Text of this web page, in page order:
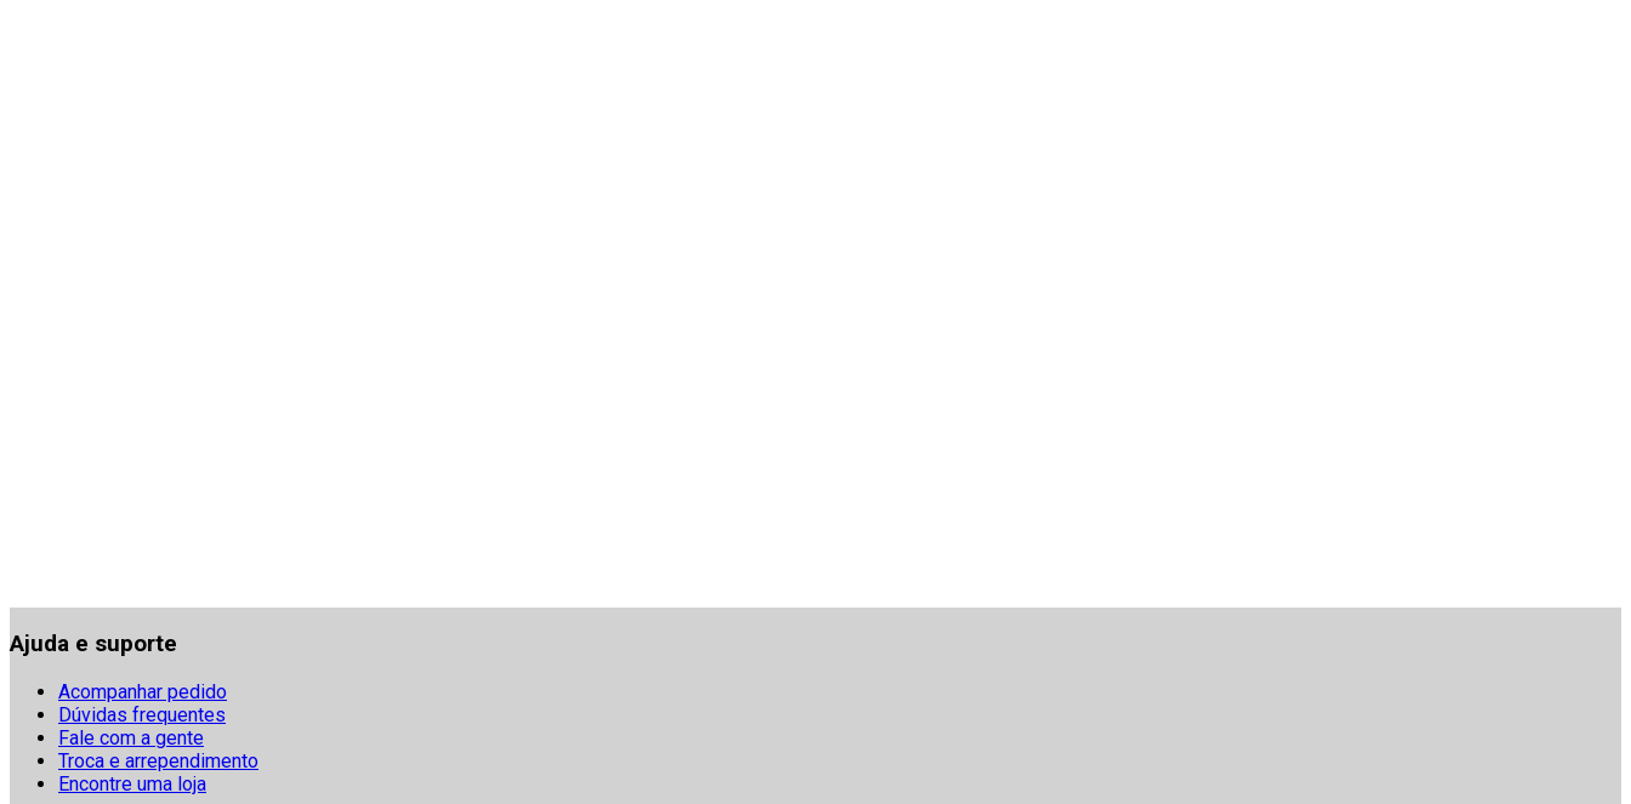
Ajuda e suporte
Acompanhar pedido
Dúvidas frequentes
Fale com a gente
Troca e arrependimento
Encontre uma loja